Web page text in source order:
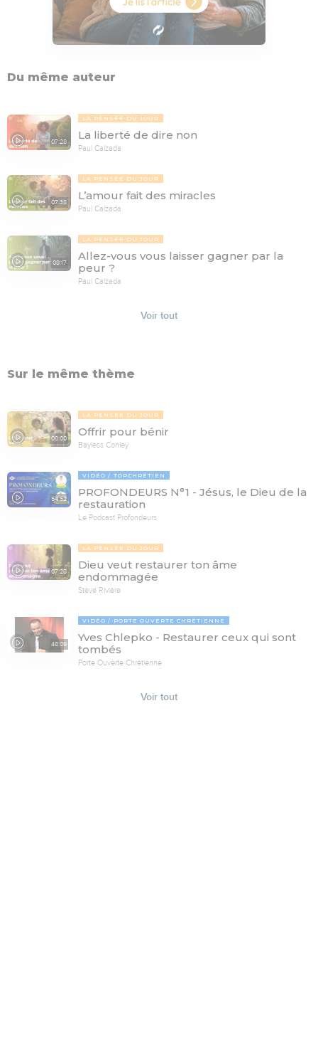
Du même auteur
07:28
LA PENSÉE DU JOUR
La liberté de dire non
Paul Calzada
07:38
LA PENSÉE DU JOUR
L’amour fait des miracles
Paul Calzada
08:17
LA PENSÉE DU JOUR
Allez-vous vous laisser gagner par la
peur ?
Paul Calzada
Voir tout
Sur le même thème
08:00
LA PENSÉE DU JOUR
Offrir pour bénir
Bayless Conley
54:52
VIDÉO TOPCHRÉTIEN
PROFONDEURS N°1 - Jésus, le Dieu de la
restauration
Le Podcast Profondeurs
07:28
LA PENSÉE DU JOUR
Dieu veut restaurer ton âme
endommagée
Stève Rivière
48:09
VIDÉO PORTE OUVERTE CHRÉTIENNE
Yves Chlepko - Restaurer ceux qui sont
tombés
Porte Ouverte Chrétienne
Voir tout